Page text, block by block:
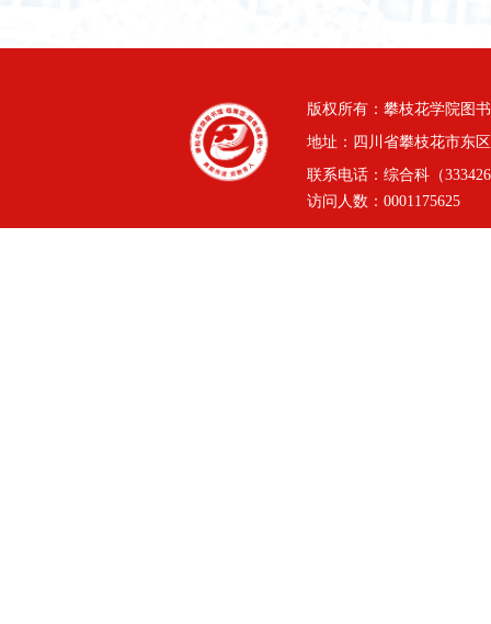
版权所有：攀枝花学院图
地址：四川省攀枝花市东
联系电话：综合科（
访问人数： 0001175625